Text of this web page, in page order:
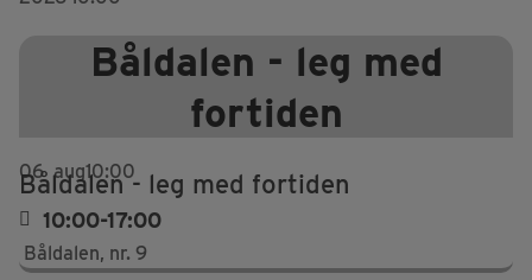
Båldalen - leg med
fortiden
06 aug10:00
Båldalen - leg med fortiden
10:00-17:00
Båldalen, nr. 9